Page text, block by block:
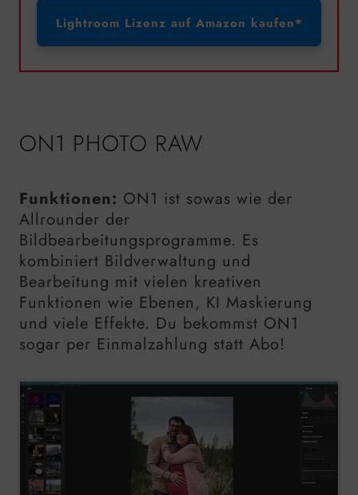
Lightroom Lizenz auf Amazon kaufen*
ON1 PHOTO RAW
Funktionen: ON1 ist sowas wie der
Allrounder der
Bildbearbeitungsprogramme. Es
kombiniert Bildverwaltung und
Bearbeitung mit vielen kreativen
Funktionen wie Ebenen, KI Maskierung
und viele Effekte. Du bekommst ON1
sogar per Einmalzahlung statt Abo!